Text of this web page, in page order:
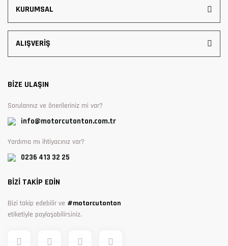
KURUMSAL
ALIŞVERİŞ
BİZE ULAŞIN
Sorularınız ve önerileriniz mi var?
info@motorcutonton.com.tr
Yardıma mı ihtiyacınız var?
0236 413 32 25
BİZİ TAKİP EDİN
Bizi takip edebilir ve #motorcutonton
etiketiyle paylaşabilirsiniz.